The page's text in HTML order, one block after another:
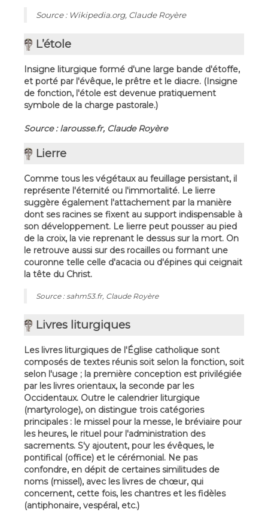
Source : Wikipedia.org, Claude Royère
L’étole
Insigne liturgique formé d'une large bande d'étoffe,
et porté par l'évêque, le prêtre et le diacre. (Insigne
de fonction, l'étole est devenue pratiquement
symbole de la charge pastorale.)
Source : larousse.fr, Claude Royère
Lierre
Comme tous les végétaux au feuillage persistant, il
représente l'éternité ou l'immortalité. Le lierre
suggère également l'attachement par la manière
dont ses racines se fixent au support indispensable à
son développement. Le lierre peut pousser au pied
de la croix, la vie reprenant le dessus sur la mort. On
le retrouve aussi sur des rocailles ou formant une
couronne telle celle d'acacia ou d'épines qui ceignait
la tête du Christ.
Source : sahm53.fr, Claude Royère
Livres liturgiques
Les livres liturgiques de l'Église catholique sont
composés de textes réunis soit selon la fonction, soit
selon l'usage ; la première conception est privilégiée
par les livres orientaux, la seconde par les
Occidentaux. Outre le calendrier liturgique
(martyrologe), on distingue trois catégories
principales : le missel pour la messe, le bréviaire pour
les heures, le rituel pour l'administration des
sacrements. S'y ajoutent, pour les évêques, le
pontifical (office) et le cérémonial. Ne pas
confondre, en dépit de certaines similitudes de
noms (missel), avec les livres de chœur, qui
concernent, cette fois, les chantres et les fidèles
(antiphonaire, vespéral, etc.)